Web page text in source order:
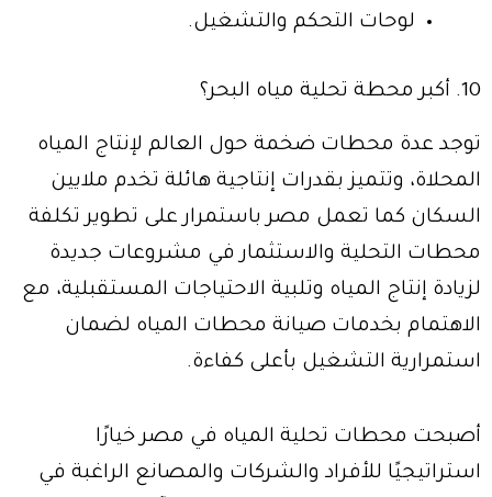
لوحات التحكم والتشغيل.
10. أكبر محطة تحلية مياه البحر؟
توجد عدة محطات ضخمة حول العالم لإنتاج المياه
المحلاة، وتتميز بقدرات إنتاجية هائلة تخدم ملايين
السكان كما تعمل مصر باستمرار على تطوير تكلفة
محطات التحلية والاستثمار في مشروعات جديدة
لزيادة إنتاج المياه وتلبية الاحتياجات المستقبلية، مع
الاهتمام بخدمات صيانة محطات المياه لضمان
استمرارية التشغيل بأعلى كفاءة.
أصبحت محطات تحلية المياه في مصر خيارًا
استراتيجيًا للأفراد والشركات والمصانع الراغبة في